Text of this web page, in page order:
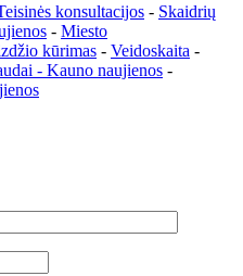
konsultacijos - Skaidrių
- Miesto
kūrimas - Veidoskaita -
- Kauno naujienos -